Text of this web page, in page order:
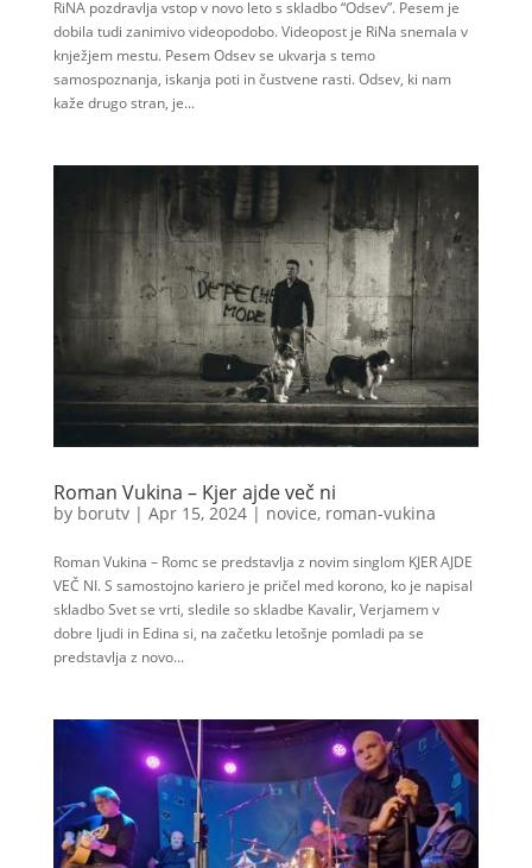
RiNA pozdravlja vstop v novo leto s skladbo “Odsev”. Pesem je
dobila tudi zanimivo videopodobo. Videopost je RiNa snemala v
knježjem mestu. Pesem Odsev se ukvarja s temo
samospoznanja, iskanja poti in čustvene rasti. Odsev, ki nam
kaže drugo stran, je...
Roman Vukina – Kjer ajde več ni
by borutv| Apr 15, 2024| novice, roman-vukina
Roman Vukina – Romc se predstavlja z novim singlom KJER AJDE
VEČ NI. S samostojno kariero je pričel med korono, ko je napisal
skladbo Svet se vrti, sledile so skladbe Kavalir, Verjamem v
dobre ljudi in Edina si, na začetku letošnje pomladi pa se
predstavlja z novo...